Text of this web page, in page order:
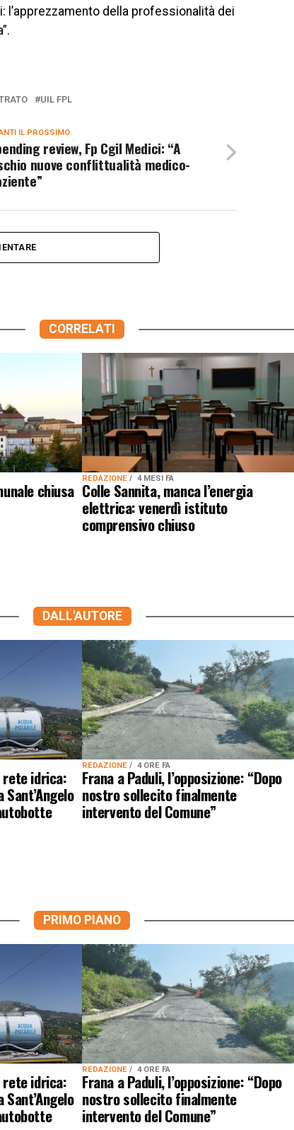
della professionalità dei
UIL FPL
IL ​​PROSSIMO
review, Fp Cgil Medici: “A
nuove conflittualità medico-
CORRELATI
chiusa
REDAZIONE 4 MESI FA
Colle Sannita, manca l’energia
elettrica: venerdì istituto
comprensivo chiuso
DALL'AUTORE
rete idrica:
REDAZIONE 4 ORE FA
Frana a Paduli, l’opposizione: “Dopo
nostro sollecito finalmente
intervento del Comune”
PRIMO PIANO
rete idrica:
REDAZIONE 4 ORE FA
Frana a Paduli, l’opposizione: “Dopo
nostro sollecito finalmente
intervento del Comune”